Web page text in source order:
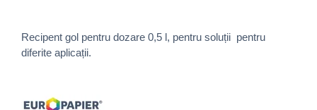
Recipent gol pentru dozare 0,5 l, pentru soluții pentru
diferite aplicații.